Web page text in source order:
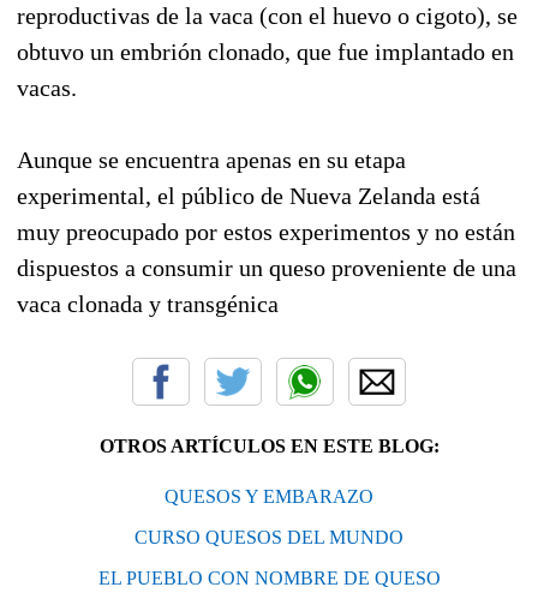
reproductivas de la vaca (con el huevo o cigoto), se
obtuvo un embrión clonado, que fue implantado en
vacas.
Aunque se encuentra apenas en su etapa
experimental, el público de Nueva Zelanda está
muy preocupado por estos experimentos y no están
dispuestos a consumir un queso proveniente de una
vaca clonada y transgénica
OTROS ARTÍCULOS EN ESTE BLOG:
QUESOS Y EMBARAZO
CURSO QUESOS DEL MUNDO
EL PUEBLO CON NOMBRE DE QUESO